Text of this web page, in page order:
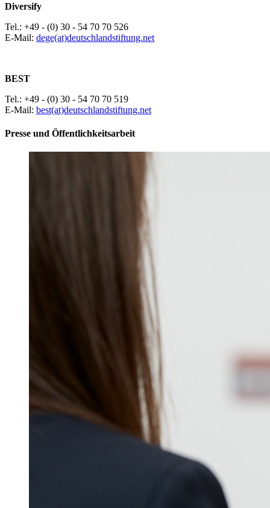
Diversify
Tel.: +49 - (0) 30 - 54 70 70 526
E-Mail: dege(at)deutschlandstiftung.net
BEST
Tel.: +49 - (0) 30 - 54 70 70 519
E-Mail: best(at)deutschlandstiftung.net
Presse und Öffentlichkeitsarbeit